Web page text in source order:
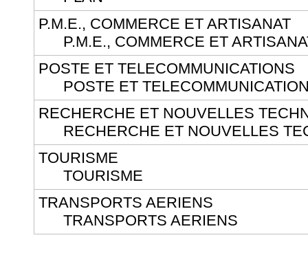
P.M.E., COMMERCE ET ARTISANAT
P.M.E., COMMERCE ET
POSTE ET TELECOMMUNICATIONS
POSTE ET
RECHERCHE ET NOUVELLES
RECHERCHE ET NOUVELLES
TOURISME
TOURISME
TRANSPORTS AERIENS
TRANSPORTS AERIENS